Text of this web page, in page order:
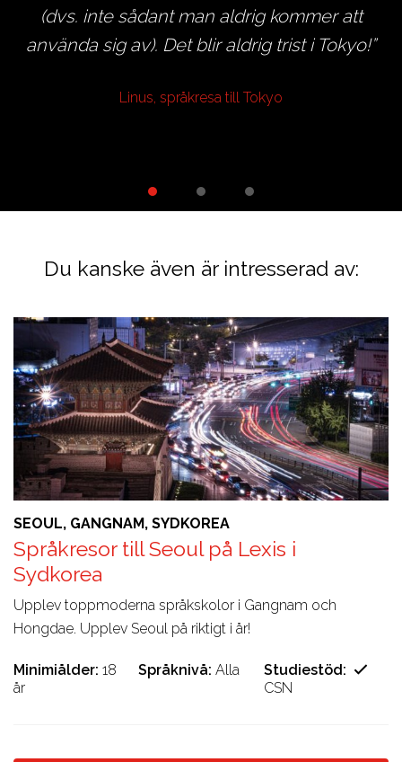
(dvs. inte sådant man aldrig kommer att
använda sig av). Det blir aldrig trist i Tokyo!
Linus, språkresa till Tokyo
Du kanske även är intresserad av:
SEOUL, GANGNAM, SYDKOREA
Språkresor till Seoul på Lexis i
Sydkorea
Upplev toppmoderna språkskolor i Gangnam och
Hongdae. Upplev Seoul på riktigt i år!
Minimiålder 18
år
Språknivå Alla
Studiestöd
CSN